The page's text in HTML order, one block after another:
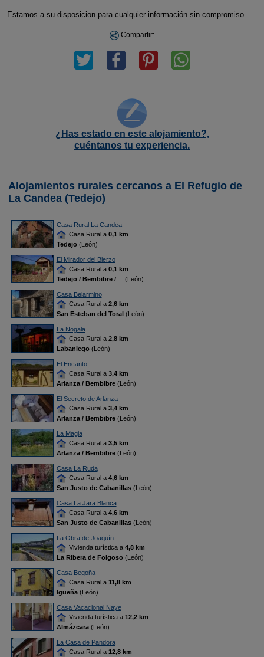
Estamos a su disposicion para cualquier información sin compromiso.
Compartir:
¿Has estado en este alojamiento?,
cuéntanos tu experiencia.
Alojamientos rurales cercanos a El Refugio de
La Candea (Tedejo)
Casa Rural La Candea
Casa Rural a 0,1 km
Tedejo(León)
El Mirador del Bierzo
Casa Rural a 0,1 km
Tedejo / Bembibre /
... (León)
Casa Belarmino
Casa Rural a 2,6 km
San Esteban del Toral(León)
La Nogala
Casa Rural a 2,8 km
Labaniego(León)
El Encanto
Casa Rural a 3,4 km
Arlanza / Bembibre(León)
El Secreto de Arlanza
Casa Rural a 3,4 km
Arlanza / Bembibre(León)
La Magia
Casa Rural a 3,5 km
Arlanza / Bembibre(León)
Casa La Ruda
Casa Rural a 4,6 km
San Justo de Cabanillas(León)
Casa La Jara Blanca
Casa Rural a 4,6 km
San Justo de Cabanillas(León)
La Obra de Joaquín
Vivienda turística a 4,8 km
La Ribera de Folgoso(León)
Casa Begoña
Casa Rural a 11,8 km
Igüeña(León)
Casa Vacacional Naye
Vivienda turística a 12,2 km
Almázcara(León)
La Casa de Pandora
Casa Rural a 12,8 km